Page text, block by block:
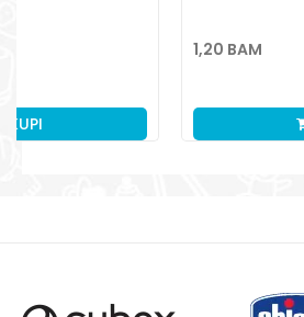
KUPI
1,20 BAM